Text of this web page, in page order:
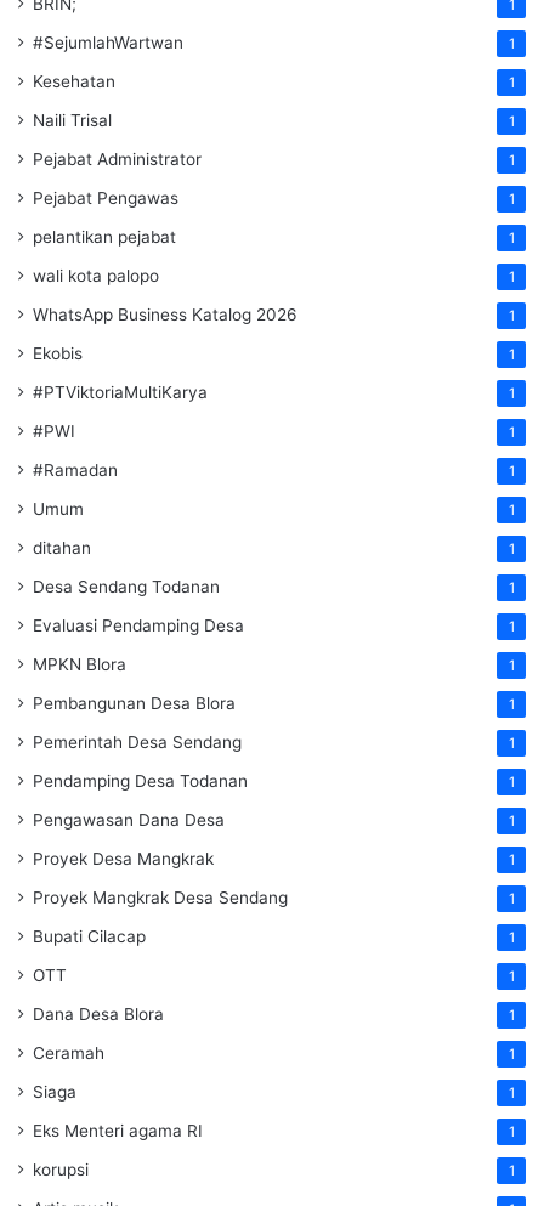
1
#SejumlahWartwan 1
Kesehatan 1
Naili Trisal 1
Pejabat Administrator 1
Pejabat Pengawas 1
pelantikan pejabat 1
wali kota palopo 1
WhatsApp Business Katalog 2026 1
Ekobis 1
#PTViktoriaMultiKarya 1
#PWI 1
#Ramadan 1
Umum 1
ditahan 1
Desa Sendang Todanan 1
Evaluasi Pendamping Desa 1
MPKN Blora 1
Pembangunan Desa Blora 1
Pemerintah Desa Sendang 1
Pendamping Desa Todanan 1
Pengawasan Dana Desa 1
Proyek Desa Mangkrak 1
Proyek Mangkrak Desa Sendang 1
Bupati Cilacap 1
OTT 1
Dana Desa Blora 1
Ceramah 1
Siaga 1
Eks Menteri agama RI 1
korupsi 1